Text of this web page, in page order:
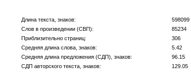
Длина текста, знаков:
598099
Слов в произведении (СВП):
85234
Приблизительно страниц:
306
Средняя длина слова, знаков:
5.42
Средняя длина предложения (СДП), знаков:
96.15
СДП авторского текста, знаков:
129.05